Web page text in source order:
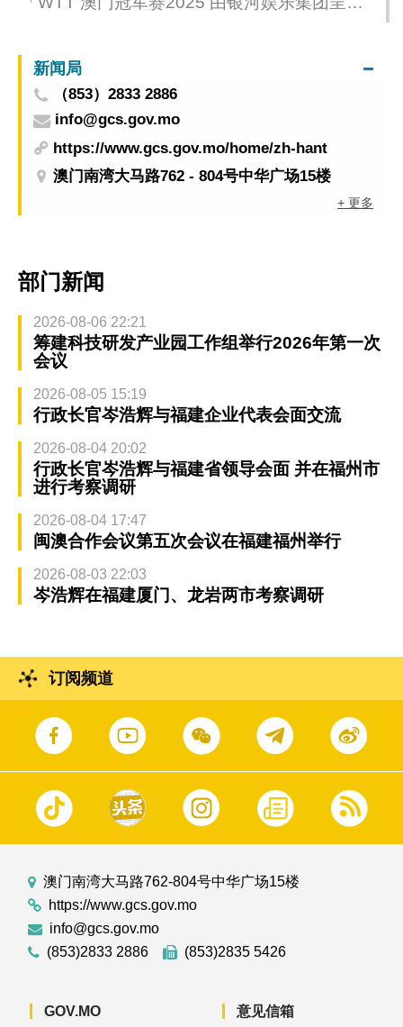
新闻局
（853）2833 2886
info@gcs.gov.mo
https://www.gcs.gov.mo/home/zh-hant
澳门南湾大马路762 - 804号中华广场15楼
+ 更多
部门新闻
2026-08-06 22:21
筹建科技研发产业园工作组举行2026年第一次
会议
2026-08-05 15:19
行政长官岑浩辉与福建企业代表会面交流
2026-08-04 20:02
行政长官岑浩辉与福建省领导会面 并在福州市
进行考察调研
2026-08-04 17:47
闽澳合作会议第五次会议在福建福州举行
2026-08-03 22:03
岑浩辉在福建厦门、龙岩两市考察调研
订阅频道
澳门南湾大马路762-804号中华广场15楼
https://www.gcs.gov.mo
info@gcs.gov.mo
(853)2833 2886
(853)2835 5426
GOV.MO 意见信箱